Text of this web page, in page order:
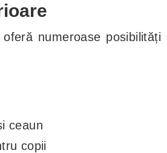
numeroase posibilități
ceaun
copii